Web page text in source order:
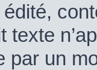
texte
par un